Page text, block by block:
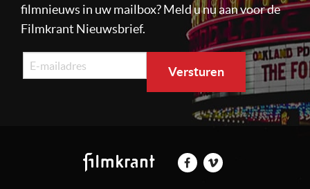
filmnieuws in uw mailbox? Meld u nu aan voor de
Filmkrant Nieuwsbrief.